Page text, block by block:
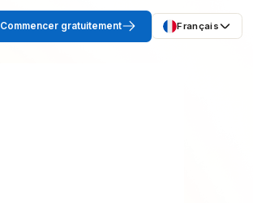
Commencer gratuitement Français